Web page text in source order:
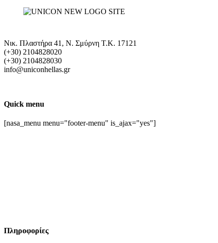
Νικ. Πλαστήρα 41, Ν. Σμύρνη T.K. 17121
(+30) 2104828020
(+30) 2104828030
info@uniconhellas.gr
Quick menu
[nasa_menu menu="footer-menu" is_ajax="yes"]
Πληροφορίες